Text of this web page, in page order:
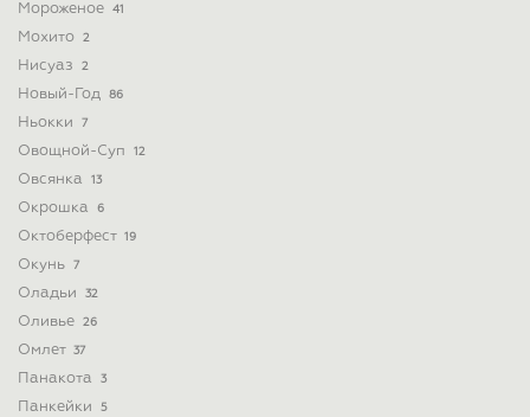
Мороженое 41
Мохито 2
Нисуаз 2
Новый-Год 86
Ньокки 7
Овощной-Суп 12
Овсянка 13
Окрошка 6
Октоберфест 19
Окунь 7
Оладьи 32
Оливье 26
Омлет 37
Панакота 3
Панкейки 5